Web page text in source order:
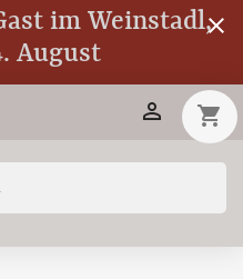
im Weinstadl,
August
close
shopping_cart
